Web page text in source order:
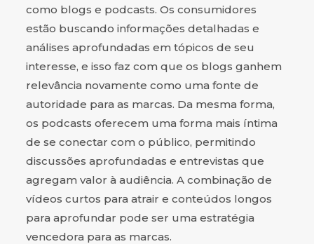
como blogs e podcasts. Os consumidores
estão buscando informações detalhadas e
análises aprofundadas em tópicos de seu
interesse, e isso faz com que os blogs ganhem
relevância novamente como uma fonte de
autoridade para as marcas. Da mesma forma,
os podcasts oferecem uma forma mais íntima
de se conectar com o público, permitindo
discussões aprofundadas e entrevistas que
agregam valor à audiência. A combinação de
vídeos curtos para atrair e conteúdos longos
para aprofundar pode ser uma estratégia
vencedora para as marcas.